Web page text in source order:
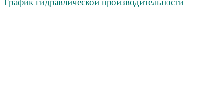
График гидравлической производительности